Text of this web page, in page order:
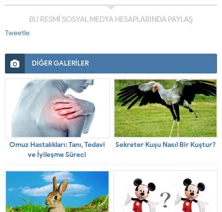
BU RESMİ SOSYAL MEDYA HESAPLARINDA PAYLAŞ
Tweetle
DİĞER GALERİLER
Omuz Hastalıkları: Tanı, Tedavi
ve İyileşme Süreci
Sekreter Kuşu Nasıl Bir Kuştur?